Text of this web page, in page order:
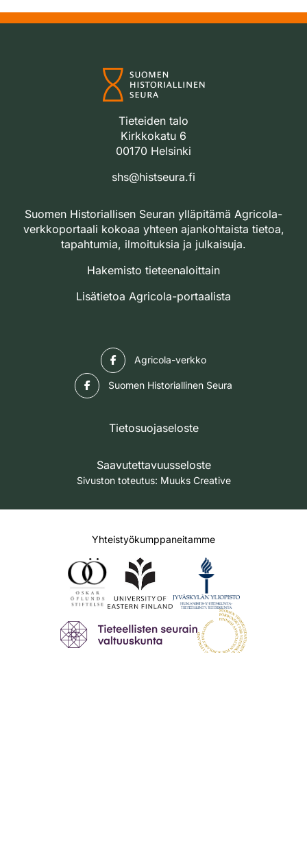
Tieteiden talo
Kirkkokatu 6
00170 Helsinki
shs@histseura.fi
Suomen Historiallisen Seuran ylläpitämä Agricola-
verkkoportaali kokoaa yhteen ajankohtaista tietoa,
tapahtumia, ilmoituksia ja julkaisuja.
Hakemisto tieteenaloittain
Lisätietoa Agricola-portaalista
Agricola-verkko
Suomen Historiallinen Seura
Tietosuojaseloste
Saavutettavuusseloste
Sivuston toteutus: Muuks Creative
Yhteistyökumppaneitamme